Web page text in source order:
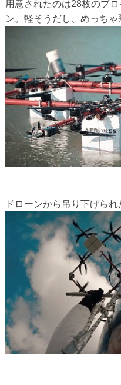
用意されたのは28枚のプ
ン。軽そうだし、めっちゃ
ドローンから吊り下げら